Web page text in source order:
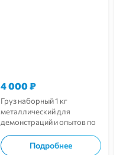
4 000₽
Груз наборный 1 кг
металлический для
демонстраций и опытов по
Подробнее